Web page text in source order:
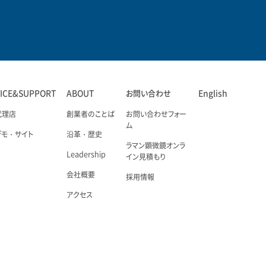
理店
・サイト
ABOUT
創業者のことば
沿革・歴史
Leadership
会社概要
アクセス
お問い合わせ
お問い合わせフォー
ム
ラマン顕微鏡オンラ
イン見積もり
採用情報
English